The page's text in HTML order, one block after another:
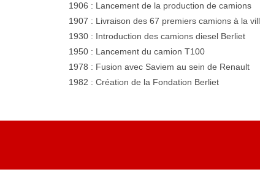
1906 : Lancement de la production de camions
1907 : Livraison des 67 premiers camions à la
1930 : Introduction des camions diesel Berliet
1950 : Lancement du camion T100
1978 : Fusion avec Saviem au sein de Renault
1982 : Création de la Fondation Berliet